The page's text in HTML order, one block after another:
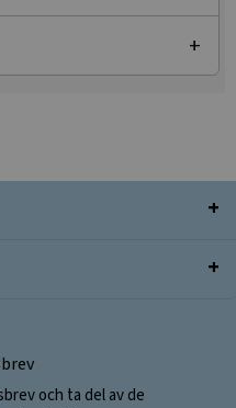
och ta del av de